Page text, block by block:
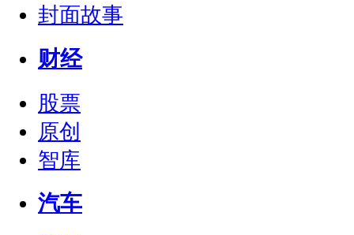
封面故事
财经
股票
原创
智库
汽车